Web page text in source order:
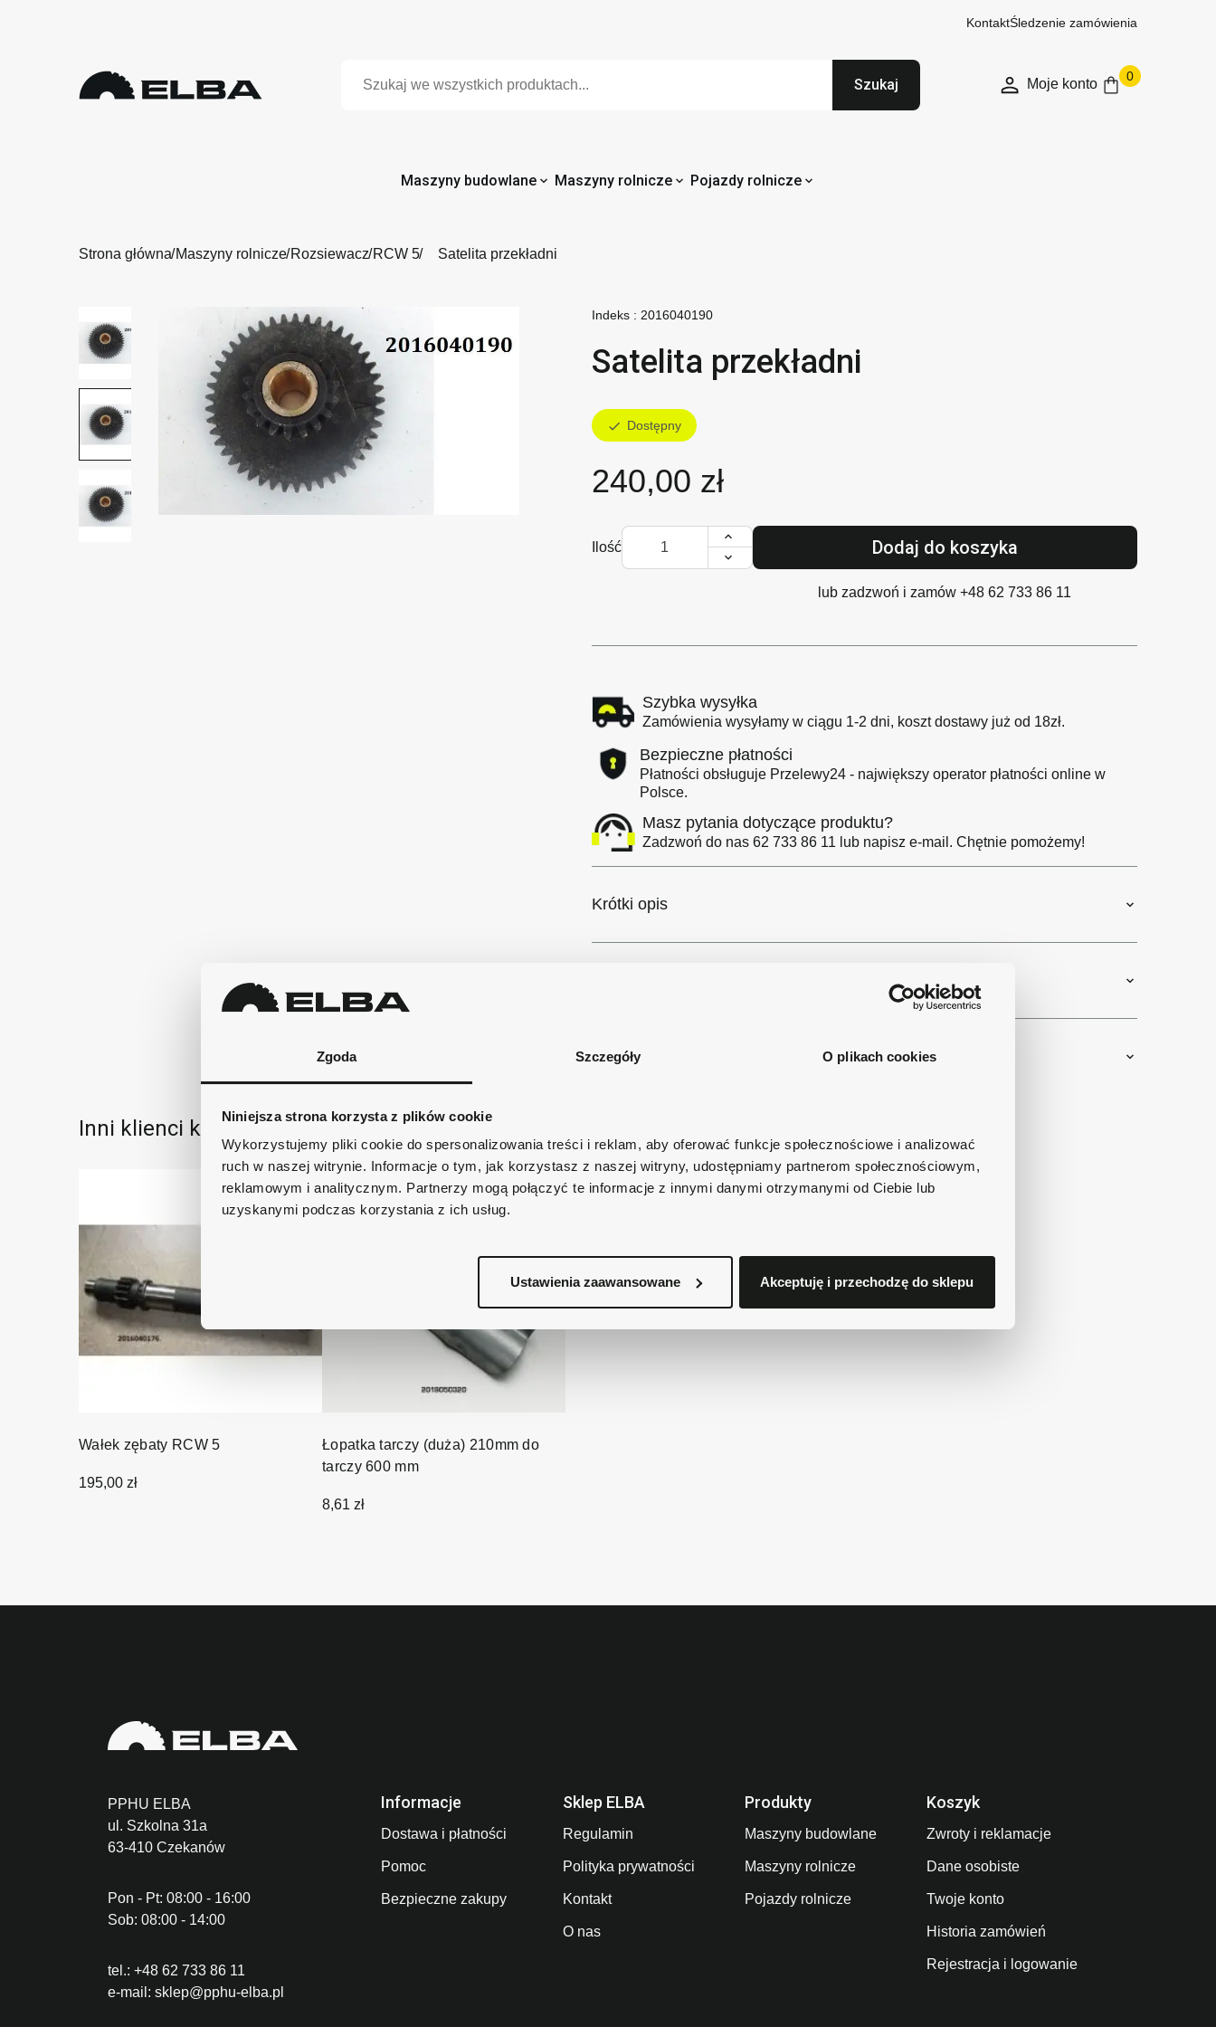
Zgoda Szczegóły O plikach cookies
Niniejsza strona korzysta z plików cookie
Wykorzystujemy pliki cookie do spersonalizowania treści i reklam, aby oferować funkcje społecznościowe i analizować
ruch w naszej witrynie. Informacje o tym, jak korzystasz z naszej witryny, udostępniamy partnerom społecznościowym,
reklamowym i analitycznym. Partnerzy mogą połączyć te informacje z innymi danymi otrzymanymi od Ciebie lub
uzyskanymi podczas korzystania z ich usług.
Ustawienia zaawansowane Akceptuję i przechodzę do sklepu
KontaktŚledzenie zamówienia
Szukaj Moje konto
0
Maszyny budowlane Maszyny rolnicze Pojazdy rolnicze
Strona główna Maszyny rolnicze Rozsiewacz RCW 5 Satelita przekładni
Indeks : 2016040190
Satelita przekładni
check Dostępny
240,00 zł
Ilość Dodaj do koszyka
lub zadzwoń i zamów+48 62 733 86 11
Szybka wysyłka
Zamówienia wysyłamy w ciągu 1-2 dni, koszt dostawy już od 18zł.
Bezpieczne płatności
Płatności obsługuje Przelewy24 - największy operator płatności online w
Polsce.
Masz pytania dotyczące produktu?
Zadzwoń do nas 62 733 86 11 lub napisz e-mail. Chętnie pomożemy!
Krótki opis
Dostawa
Inni klienci kupowali również:
Wałek zębaty RCW 5
195,00 zł
Łopatka tarczy (duża) 210mm do
tarczy 600 mm
8,61 zł
PPHU ELBA
ul. Szkolna 31a
63-410 Czekanów
Pon - Pt: 08:00 - 16:00
Sob: 08:00 - 14:00
tel.: +48 62 733 86 11
e-mail: sklep@pphu-elba.pl
Informacje
Dostawa i płatności
Pomoc
Bezpieczne zakupy
Sklep ELBA
Regulamin
Polityka prywatności
Kontakt
O nas
Produkty
Maszyny budowlane
Maszyny rolnicze
Pojazdy rolnicze
Koszyk
Zwroty i reklamacje
Dane osobiste
Twoje konto
Historia zamówień
Rejestracja i logowanie